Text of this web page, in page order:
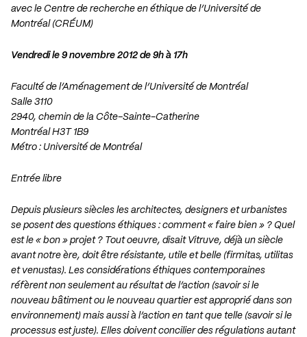
avec le Centre de recherche en éthique de l’Université de
Montréal (CRÉUM)
Vendredi le 9 novembre 2012 de 9h à 17h
Faculté de l’Aménagement de l’Université de Montréal
Salle 3110
2940, chemin de la Côte-Sainte-Catherine
Montréal H3T 1B9
Métro : Université de Montréal
Entrée libre
Depuis plusieurs siècles les architectes, designers et urbanistes
se posent des questions éthiques : comment « faire bien » ? Quel
est le « bon » projet ? Tout oeuvre, disait Vitruve, déjà un siècle
avant notre ère, doit être résistante, utile et belle (firmitas, utilitas
et venustas). Les considérations éthiques contemporaines
réfèrent non seulement au résultat de l’action (savoir si le
nouveau bâtiment ou le nouveau quartier est approprié dans son
environnement) mais aussi à l’action en tant que telle (savoir si le
processus est juste). Elles doivent concilier des régulations autant